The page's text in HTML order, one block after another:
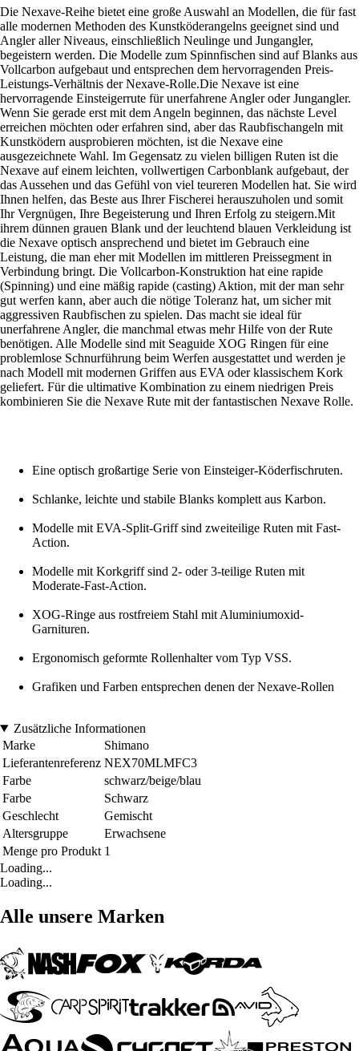
Die Nexave-Reihe bietet eine große Auswahl an Modellen, die für fast
alle modernen Methoden des Kunstköderangelns geeignet sind und
Angler aller Niveaus, einschließlich Neulinge und Jungangler,
begeistern werden. Die Modelle zum Spinnfischen sind auf Blanks aus
Vollcarbon aufgebaut und entsprechen dem hervorragenden Preis-
Leistungs-Verhältnis der Nexave-Rolle.Die Nexave ist eine
hervorragende Einsteigerrute für unerfahrene Angler oder Jungangler.
Wenn Sie gerade erst mit dem Angeln beginnen, das nächste Level
erreichen möchten oder erfahren sind, aber das Raubfischangeln mit
Kunstködern ausprobieren möchten, ist die Nexave eine
ausgezeichnete Wahl. Im Gegensatz zu vielen billigen Ruten ist die
Nexave auf einem leichten, vollwertigen Carbonblank aufgebaut, der
das Aussehen und das Gefühl von viel teureren Modellen hat. Sie wird
Ihnen helfen, das Beste aus Ihrer Fischerei herauszuholen und somit
Ihr Vergnügen, Ihre Begeisterung und Ihren Erfolg zu steigern.Mit
ihrem dünnen grauen Blank und der leuchtend blauen Verkleidung ist
die Nexave optisch ansprechend und bietet im Gebrauch eine
Leistung, die man eher mit Modellen im mittleren Preissegment in
Verbindung bringt. Die Vollcarbon-Konstruktion hat eine rapide
(Spinning) und eine mäßig rapide (casting) Aktion, mit der man sehr
gut werfen kann, aber auch die nötige Toleranz hat, um sicher mit
aggressiven Raubfischen zu spielen. Das macht sie ideal für
unerfahrene Angler, die manchmal etwas mehr Hilfe von der Rute
benötigen. Alle Modelle sind mit Seaguide XOG Ringen für eine
problemlose Schnurführung beim Werfen ausgestattet und werden je
nach Modell mit modernen Griffen aus EVA oder klassischem Kork
geliefert. Für die ultimative Kombination zu einem niedrigen Preis
kombinieren Sie die Nexave Rute mit der fantastischen Nexave Rolle.
Eine optisch großartige Serie von Einsteiger-Köderfischruten.
Schlanke, leichte und stabile Blanks komplett aus Karbon.
Modelle mit EVA-Split-Griff sind zweiteilige Ruten mit Fast-
Action.
Modelle mit Korkgriff sind 2- oder 3-teilige Ruten mit
Moderate-Fast-Action.
XOG-Ringe aus rostfreiem Stahl mit Aluminiumoxid-
Garnituren.
Ergonomisch geformte Rollenhalter vom Typ VSS.
Grafiken und Farben entsprechen denen der Nexave-Rollen
Zusätzliche Informationen
Marke
Shimano
Lieferantenreferenz NEX70MLMFC3
Farbe
schwarz/beige/blau
Farbe
Schwarz
Geschlecht
Gemischt
Altersgruppe
Erwachsene
Menge pro Produkt 1
Loading...
Loading...
Alle unsere Marken